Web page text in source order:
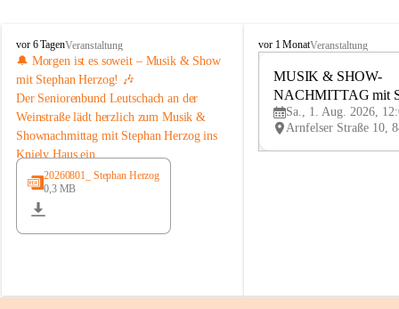
K
n
i
e
l
y
H
a
vor 6 TagenVeranstaltung
🔔 Morgen ist es soweit – Musik & Show
mit Stephan Herzog! 🎶
Der Seniorenbund Leutschach an der
Weinstraße lädt herzlich zum Musik &
Shownachmittag mit Stephan Herzog ins
Kniely Haus ein.
Stephan Herzog lebt Musik seit seiner
Kindheit. Der gebürtige Salzburger
stammt aus der bekannten Musikerfamilie
Schwaiger/Herzog aus Maria Alm und
20260801_ Stephan Herzog
0,3 MB
K
vor 1 MonatVeranstaltung
MUSIK & SHOW-
NACHMITTAG mit
Herzog
Sa., 1. Aug. 2026,